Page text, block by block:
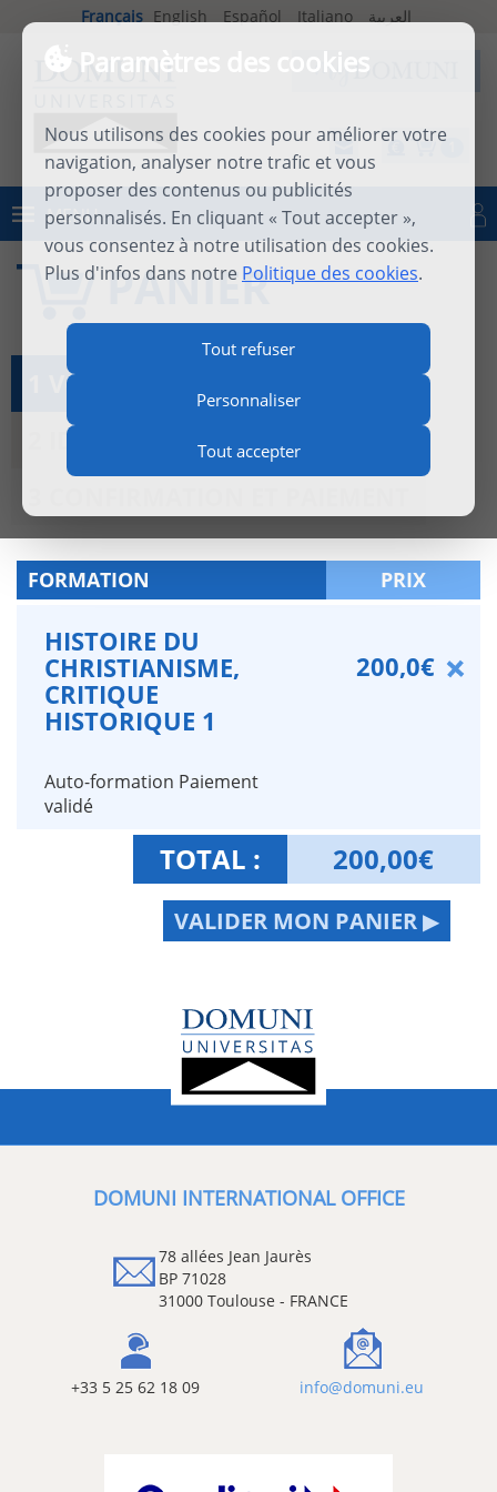
Paramètres des cookies
Nous utilisons des cookies pour améliorer votre
navigation, analyser notre trafic et vous
proposer des contenus ou publicités
personnalisés. En cliquant « Tout accepter »,
vous consentez à notre utilisation des cookies.
Plus d'infos dans notre Politique des cookies.
Tout refuser
Personnaliser
Tout accepter
Français English Español Italiano العربية
MENU Se connecter
PANIER
1 VOIR LE PANIER
2 IDENTIFICATION
FORMATION PRIX
HISTOIRE DU
CHRISTIANISME,
CRITIQUE
HISTORIQUE 1
Auto-formation Paiement
validé
200,0€
TOTAL : 200,00€
VALIDER MON PANIER ▶
DOMUNI INTERNATIONAL OFFICE
78 allées Jean Jaurès
BP 71028
31000 Toulouse - FRANCE
+33 5 25 62 18 09 info@domuni.eu